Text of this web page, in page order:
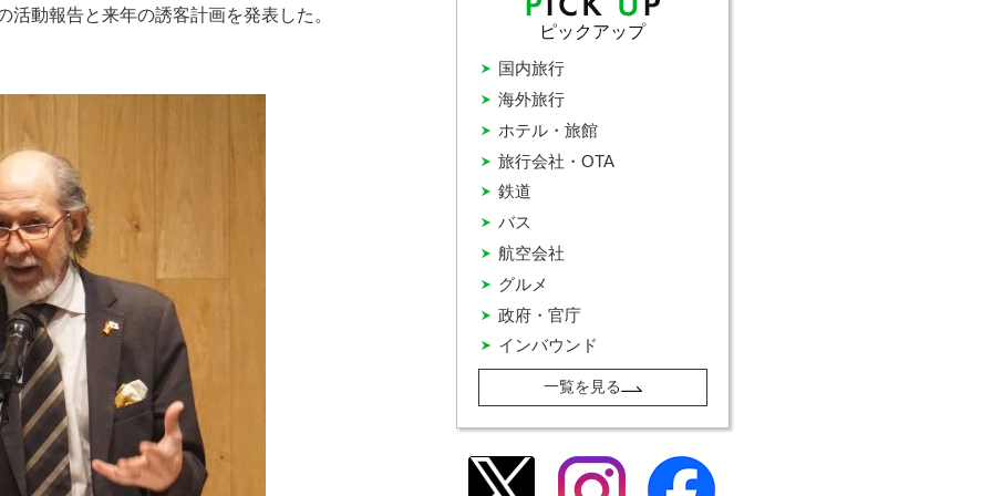
動報告と来年の誘客計画を発表した。
ピックアップ
インバウンド
グルメ
バス
ホテル・旅館
国内旅行
政府・官庁
旅行会社・OTA
海外旅行
航空会社
鉄道
一覧を見る